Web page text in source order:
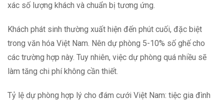
xác số lượng khách và chuẩn bị tương ứng.
Khách phát sinh thường xuất hiện đến phút cuối, đặc biệt
trong văn hóa Việt Nam. Nên dự phòng 5-10% số ghế cho
các trường hợp này. Tuy nhiên, việc dự phòng quá nhiều sẽ
làm tăng chi phí không cần thiết.
Tỷ lệ dự phòng hợp lý cho đám cưới Việt Nam: tiệc gia đình